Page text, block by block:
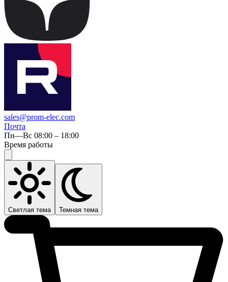
sales@prom-elec.com
Почта
Пн—Вс 08:00 – 18:00
Время работы
Светлая тема Темная тема